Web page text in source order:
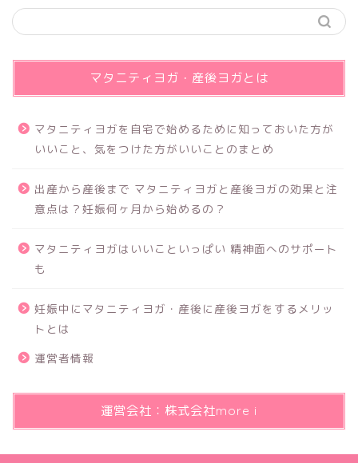
マタニティヨガ・産後ヨガとは
マタニティヨガを自宅で始めるために知っておいた方が
いいこと、気をつけた方がいいことのまとめ
出産から産後まで マタニティヨガと産後ヨガの効果と注
意点は？妊娠何ヶ月から始めるの？
マタニティヨガはいいこといっぱい 精神面へのサポート
も
妊娠中にマタニティヨガ・産後に産後ヨガをするメリッ
トとは
運営者情報
運営会社：株式会社more i